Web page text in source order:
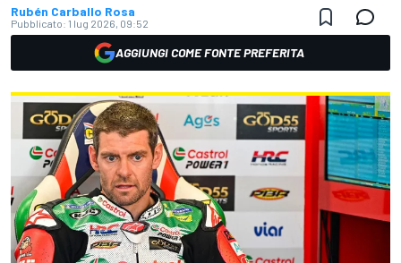
Rubén Carballo Rosa
Pubblicato: 1 lug 2026, 09:52
AGGIUNGI COME FONTE PREFERITA